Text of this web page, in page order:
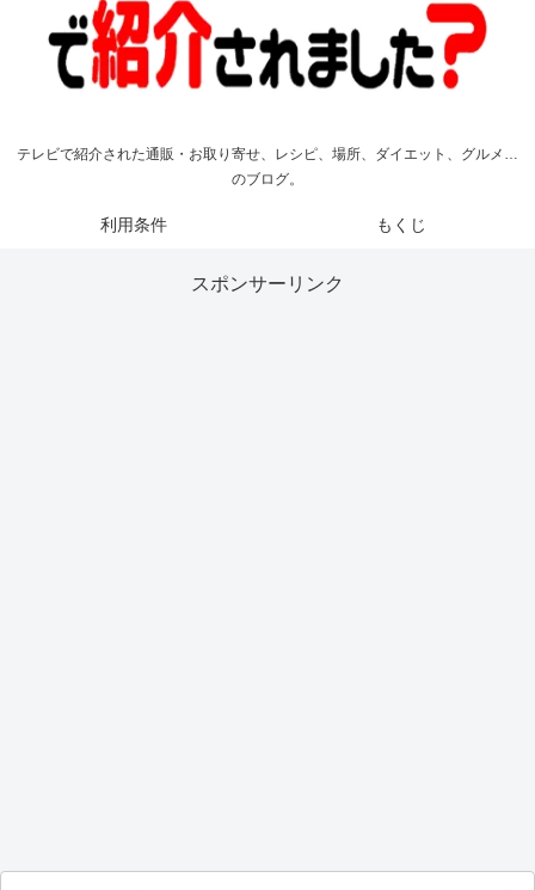
テレビで紹介された通販・お取り寄せ、レシピ、場所、ダイエット、グルメ…
のブログ。
利用条件 もくじ
スポンサーリンク